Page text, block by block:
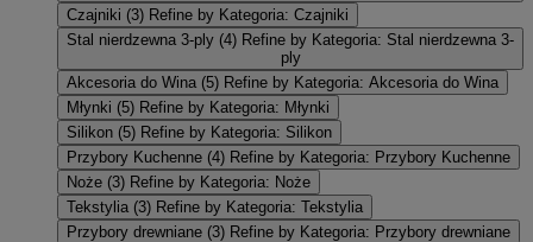
Czajniki (3) Refine by Kategoria: Czajniki
Stal nierdzewna 3-ply (4) Refine by Kategoria: Stal nierdzewna 3-
ply
Akcesoria do Wina (5) Refine by Kategoria: Akcesoria do Wina
Młynki (5) Refine by Kategoria: Młynki
Silikon (5) Refine by Kategoria: Silikon
Przybory Kuchenne (4) Refine by Kategoria: Przybory Kuchenne
Noże (3) Refine by Kategoria: Noże
Tekstylia (3) Refine by Kategoria: Tekstylia
Przybory drewniane (3) Refine by Kategoria: Przybory drewniane